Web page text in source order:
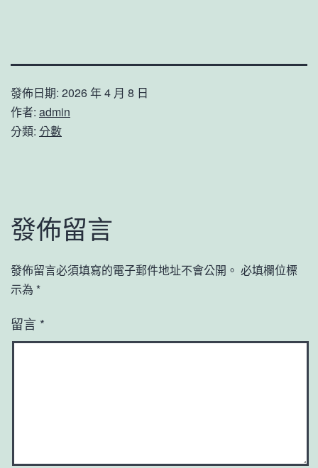
發佈日期: 2026 年 4 月 8 日
作者: admin
分類: 分數
發佈留言
發佈留言必須填寫的電子郵件地址不會公開。 必填欄位標
示為 *
留言 *